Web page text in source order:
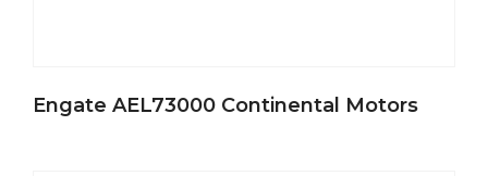
Engate AEL73000 Continental Motors